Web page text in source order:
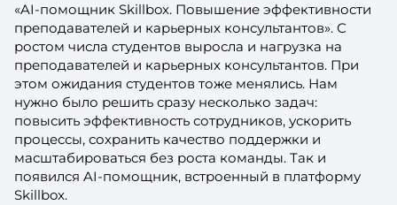
«AI-помощник Skillbox. Повышение эффективности
преподавателей и карьерных консультантов». С
ростом числа студентов выросла и нагрузка на
преподавателей и карьерных консультантов. При
этом ожидания студентов тоже менялись. Нам
нужно было решить сразу несколько задач:
повысить эффективность сотрудников, ускорить
процессы, сохранить качество поддержки и
масштабироваться без роста команды. Так и
появился AI-помощник, встроенный в платформу
Skillbox.